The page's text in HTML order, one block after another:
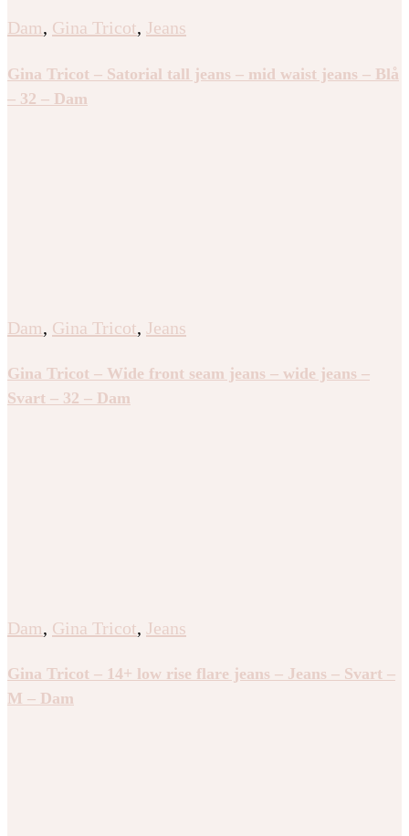
Dam, Gina Tricot, Jeans
Gina Tricot – Satorial tall jeans – mid waist jeans – Blå
– 32 – Dam
Dam, Gina Tricot, Jeans
Gina Tricot – Wide front seam jeans – wide jeans –
Svart – 32 – Dam
Dam, Gina Tricot, Jeans
Gina Tricot – 14+ low rise flare jeans – Jeans – Svart –
M – Dam